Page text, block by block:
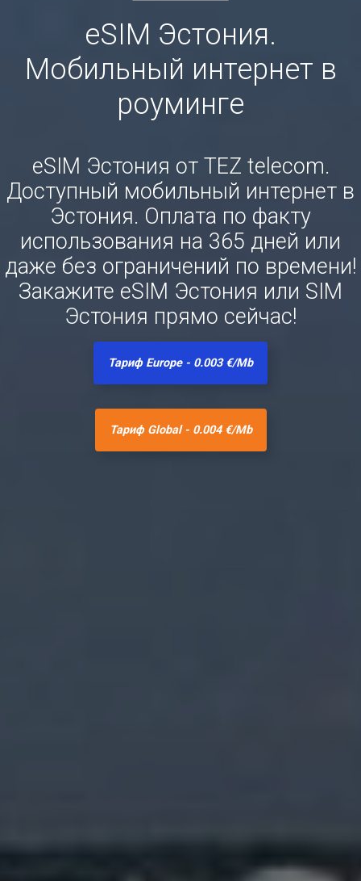
eSIM Эстония.
Мобильный интернет в
роуминге
eSIM Эстония от TEZ telecom.
Доступный мобильный интернет в
Эстония. Оплата по факту
использования на 365 дней или
даже без ограничений по времени!
Закажите eSIM Эстония или SIM
Эстония прямо сейчас!
Тариф Europe - 0.003 €/Mb
Тариф Global - 0.004 €/Mb